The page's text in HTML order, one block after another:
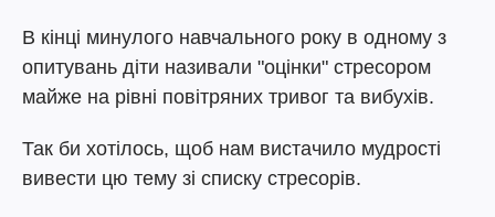
В кінці минулого навчального року в одному з
опитувань діти називали "оцінки" стресором
майже на рівні повітряних тривог та вибухів.
Так би хотілось, щоб нам вистачило мудрості
вивести цю тему зі списку стресорів.